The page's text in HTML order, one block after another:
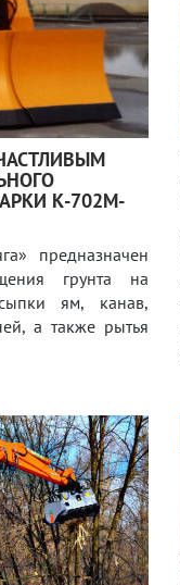
К-702М-
предназначен
грунта на
ям, канав,
а также рытья